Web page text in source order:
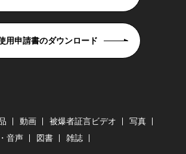
用申請書のダウンロード
動画 被爆者証言ビデオ
写真
音声 図書 雑誌